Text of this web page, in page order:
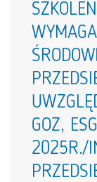
GOZ,
2025R./